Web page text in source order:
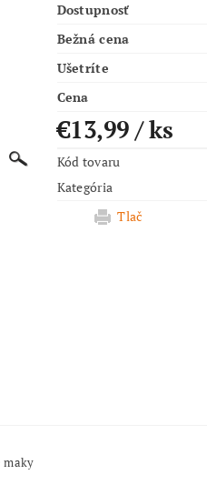
Dostupnosť
Bežná cena
Ušetríte
Cena
€13,99/ ks
Kód tovaru
Kategória
Tlač
maky